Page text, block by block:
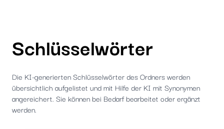
Schlüsselwörter
Die KI-generierten Schlüsselwörter des Ordners werden
übersichtlich aufgelistet und mit Hilfe der KI mit Synonymen
angereichert. Sie können bei Bedarf bearbeitet oder ergänzt
werden.